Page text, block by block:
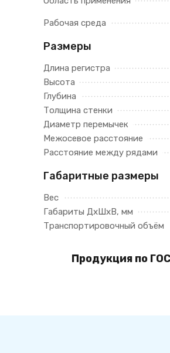
Рабочая среда
Размеры
Длина регистра
Высота
Глубина
Толщина стенки
Диаметр перемычек
Межосевое расстояние
Расстояние между рядами
Габаритные размеры
Вес
Габариты ДхШхВ, мм
Транспортировочный объём
Продукция по